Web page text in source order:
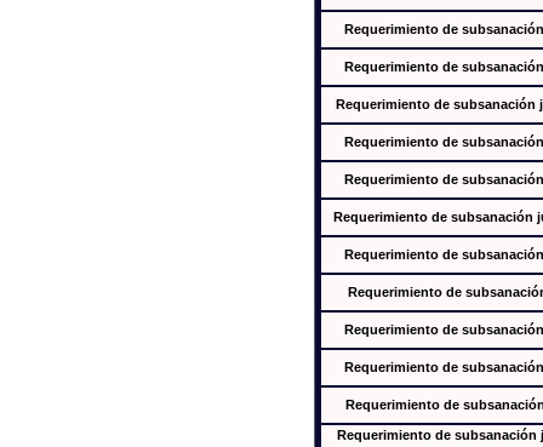
Requerimiento de
Requerimiento de
Requerimiento de subsanación
Requerimiento de
Requerimiento de
Requerimiento de subsanación
Requerimiento de
Requerimiento de
Requerimiento de
Requerimiento de
Requerimiento de
Requerimiento de